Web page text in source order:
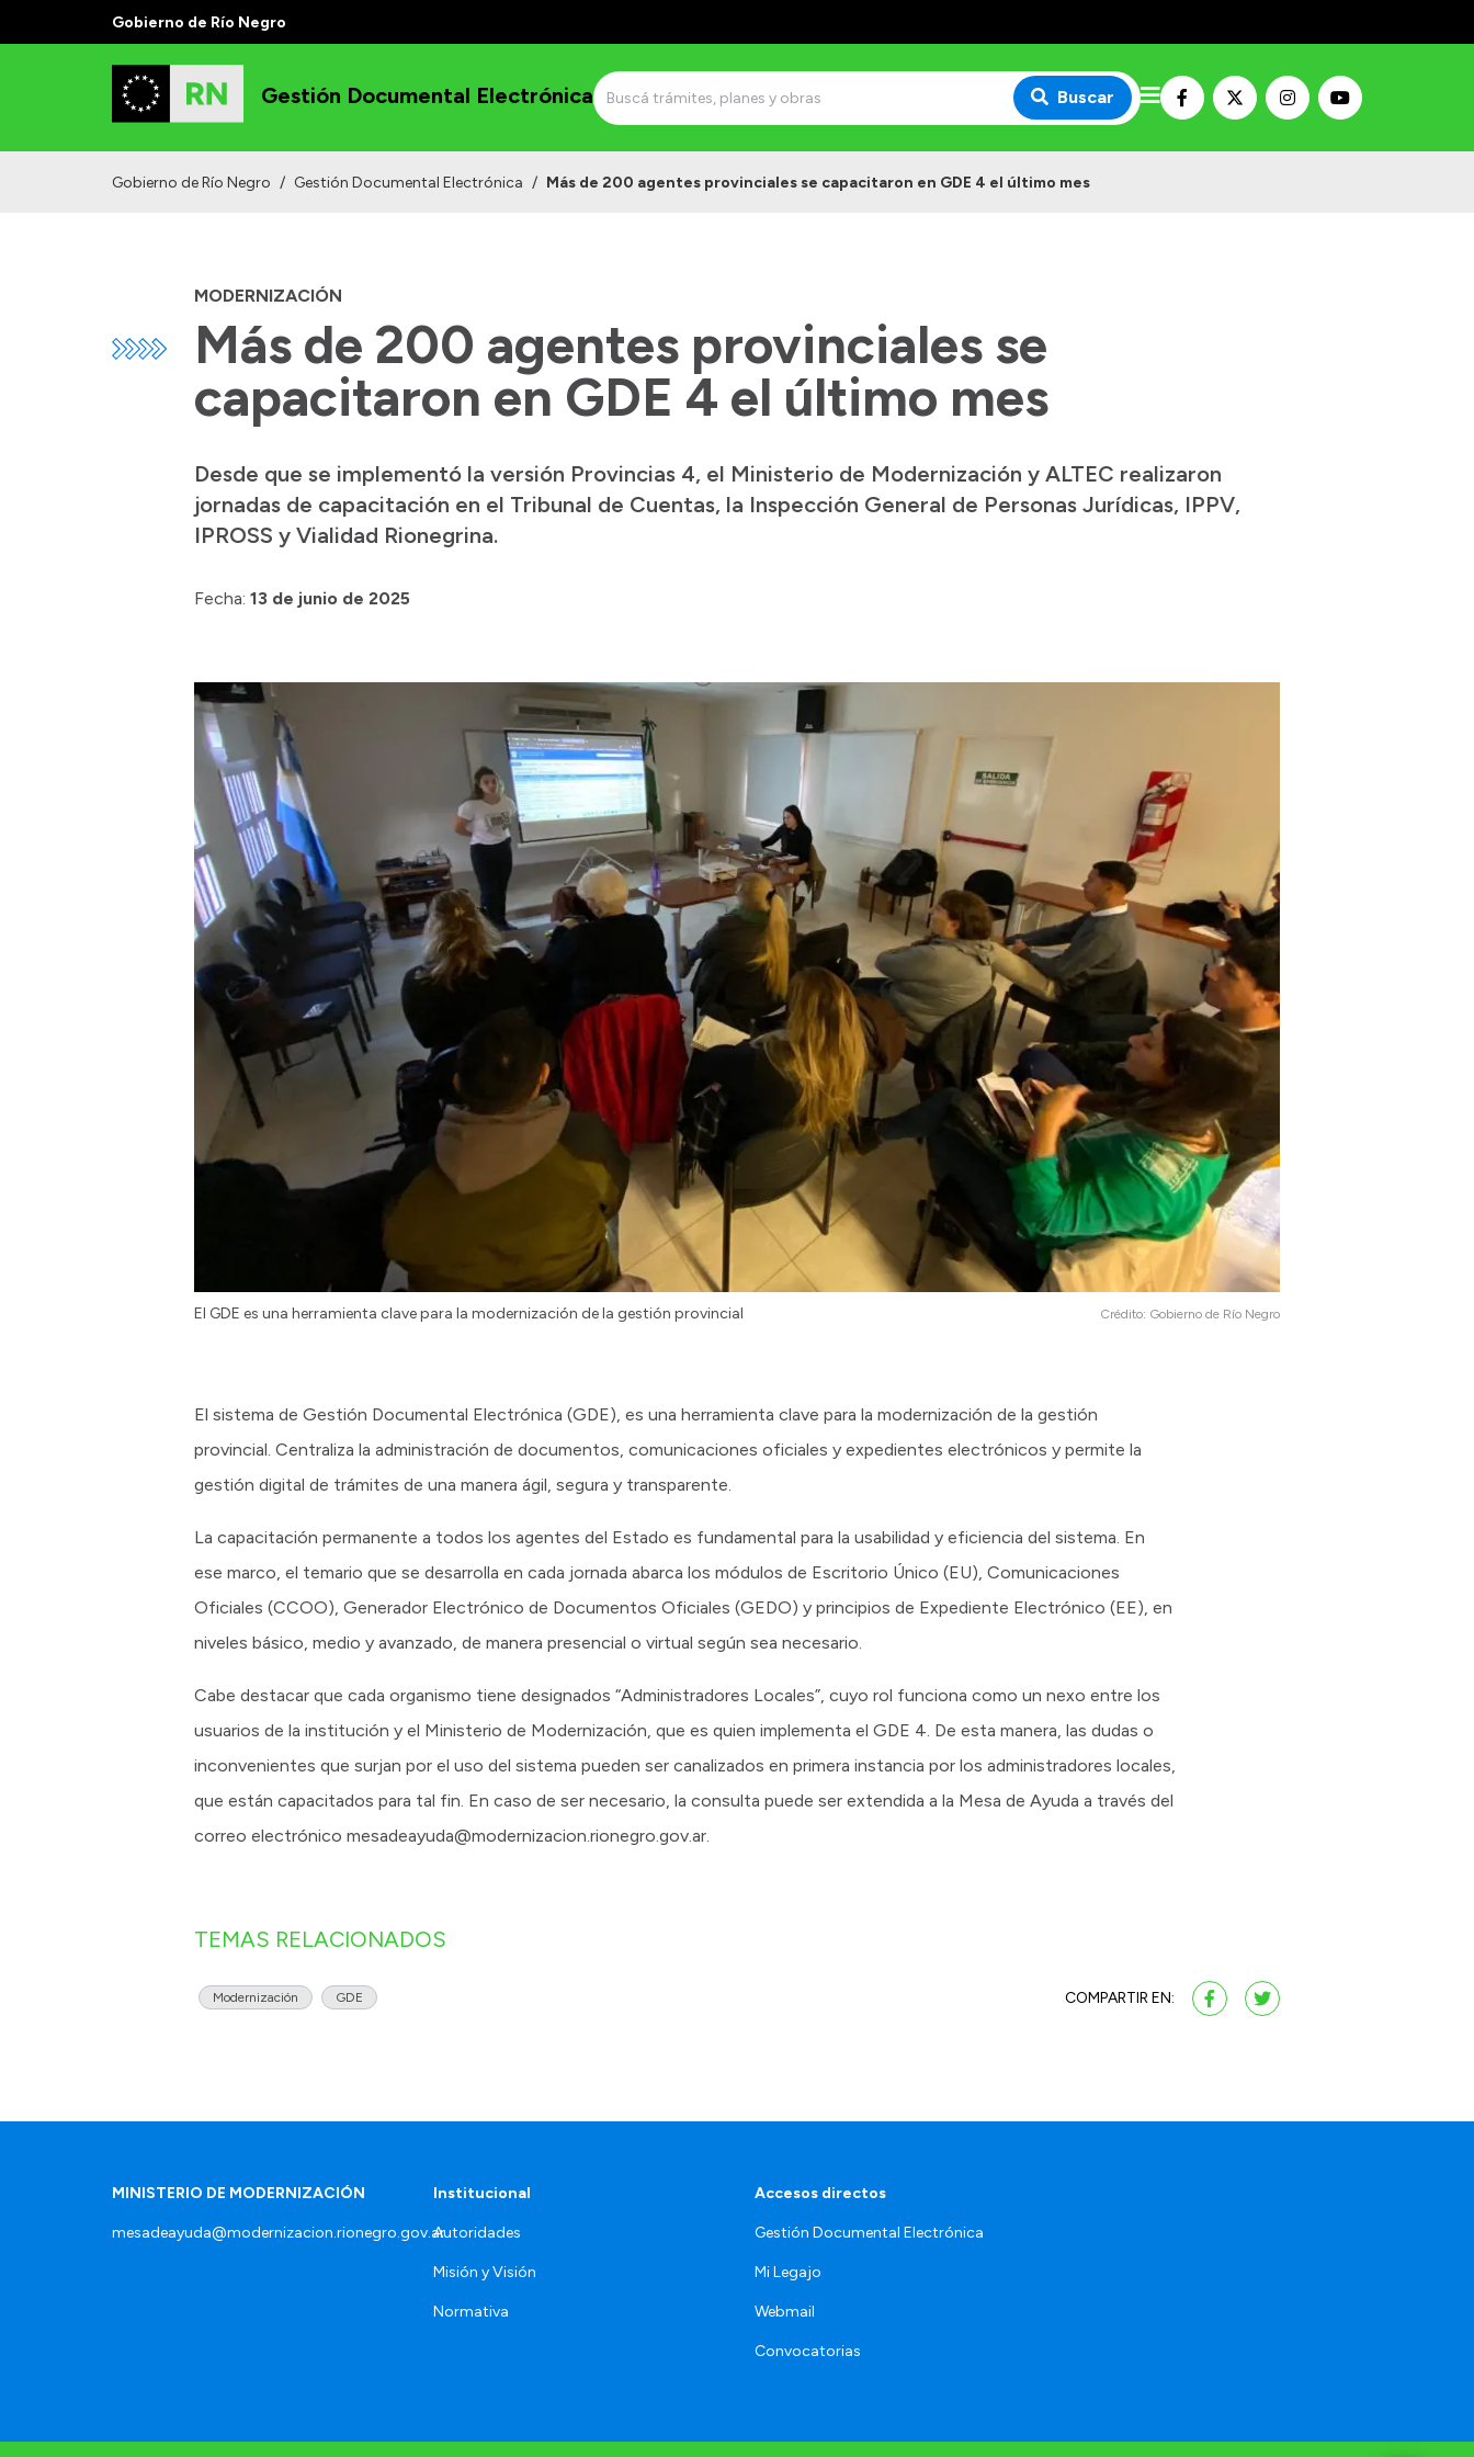
Gobierno de Río Negro
Gestión Documental Electrónica Buscar
Gobierno de Río Negro / Gestión Documental Electrónica / Más de 200 agentes provinciales se capacitaron en GDE 4 el último mes
MODERNIZACIÓN
Más de 200 agentes provinciales se
capacitaron en GDE 4 el último mes
Desde que se implementó la versión Provincias 4, el Ministerio de Modernización y ALTEC realizaron
jornadas de capacitación en el Tribunal de Cuentas, la Inspección General de Personas Jurídicas, IPPV,
IPROSS y Vialidad Rionegrina.
Fecha: 13 de junio de 2025
El GDE es una herramienta clave para la modernización de la gestión provincial Crédito: Gobierno de Río Negro
El sistema de Gestión Documental Electrónica (GDE), es una herramienta clave para la modernización de la gestión
provincial. Centraliza la administración de documentos, comunicaciones oficiales y expedientes electrónicos y permite la
gestión digital de trámites de una manera ágil, segura y transparente.
La capacitación permanente a todos los agentes del Estado es fundamental para la usabilidad y eficiencia del sistema. En
ese marco, el temario que se desarrolla en cada jornada abarca los módulos de Escritorio Único (EU), Comunicaciones
Oficiales (CCOO), Generador Electrónico de Documentos Oficiales (GEDO) y principios de Expediente Electrónico (EE), en
niveles básico, medio y avanzado, de manera presencial o virtual según sea necesario.
Cabe destacar que cada organismo tiene designados “Administradores Locales”, cuyo rol funciona como un nexo entre los
usuarios de la institución y el Ministerio de Modernización, que es quien implementa el GDE 4. De esta manera, las dudas o
inconvenientes que surjan por el uso del sistema pueden ser canalizados en primera instancia por los administradores locales,
que están capacitados para tal fin. En caso de ser necesario, la consulta puede ser extendida a la Mesa de Ayuda a través del
correo electrónico mesadeayuda@modernizacion.rionegro.gov.ar.
TEMAS RELACIONADOS
Modernización GDE COMPARTIR EN:
MINISTERIO DE MODERNIZACIÓN
mesadeayuda@modernizacion.rionegro.gov.ar
Institucional
Autoridades
Misión y Visión
Normativa
Accesos directos
Gestión Documental Electrónica
Mi Legajo
Webmail
Convocatorias